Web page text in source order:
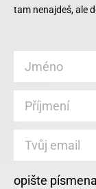
tam nenajdeš, ale
opište